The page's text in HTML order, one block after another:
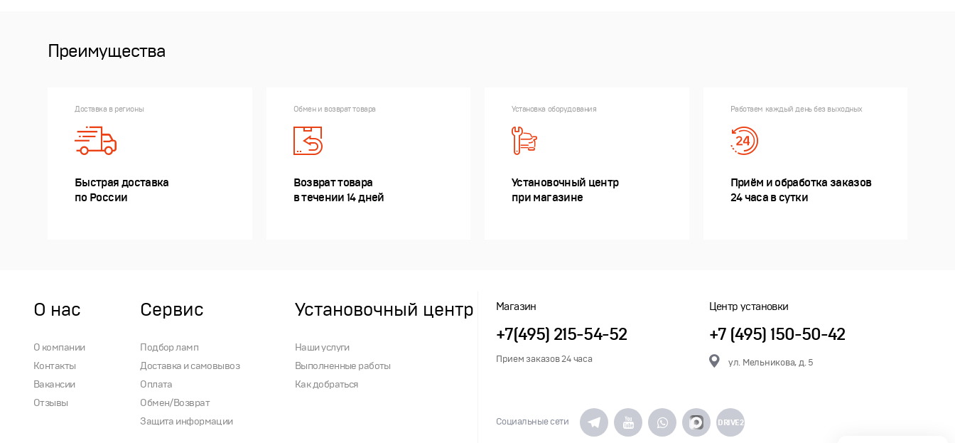
Преимущества
Доставка в регионы
Быстрая доставка
по России
Обмен и возврат товара
Возврат товара
в течении 14 дней
Установка оборудования
Установочный центр
при магазине
Работаем каждый день без выходных
Приём и обработка заказов
24 часа в сутки
О нас
О компании
Контакты
Вакансии
Отзывы
Сервис
Подбор ламп
Доставка и самовывоз
Оплата
Обмен/Возврат
Защита информации
Установочный центр
Наши услуги
Выполненные работы
Как добраться
Магазин
+7(495) 215-54-52
Прием заказов 24 часа
Центр установки
+7 (495) 150-50-42
ул. Мельникова, д. 5
Социальные сети DRIVE2